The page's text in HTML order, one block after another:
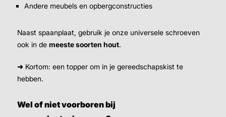
Andere meubels en opbergconstructies
Naast spaanplaat, gebruik je onze universele schroeven
ook in de meeste soorten hout.
➜ Kortom: een topper om in je gereedschapskist te
hebben.
Wel of niet voorboren bij